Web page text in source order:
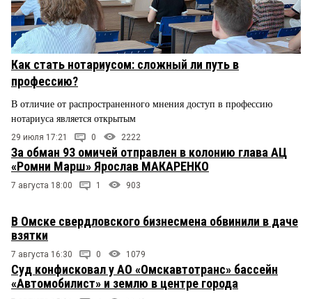
Как стать нотариусом: сложный ли путь в
профессию?
В отличие от распространенного мнения доступ в профессию
нотариуса является открытым
29 июля 17:21 0 2222
За обман 93 омичей отправлен в колонию глава АЦ
«Ромни Марш» Ярослав МАКАРЕНКО
7 августа 18:00 1 903
В Омске свердловского бизнесмена обвинили в даче
взятки
7 августа 16:30 0 1079
Суд конфисковал у АО «Омскавтотранс» бассейн
«Автомобилист» и землю в центре города